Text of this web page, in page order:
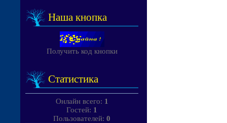
Наша кнопка
Получить код кнопки
Статистика
Онлайн всего: 1
Гостей: 1
Пользователей: 0